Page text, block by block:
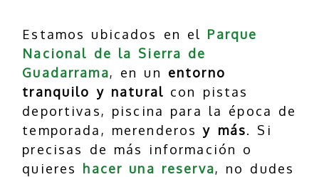
Estamos ubicados en el Parque
Nacional de la Sierra de
Guadarrama, en un entorno
tranquilo y natural con pistas
deportivas, piscina para la época de
temporada, merenderosy más. Si
precisas de más información o
quieres hacer una reserva, no dudes